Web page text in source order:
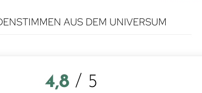
AUS DEM UNIVERSUM
4,8 / 5